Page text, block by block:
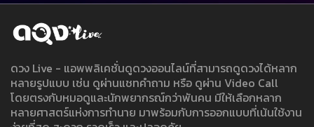
ดวง Live - แอพพลิเคชั่นดูดวงออนไลน์ที่สามารถดูดวงได้หลาก
หลายรูปแบบ เช่น ดูผ่านแชทคำถาม หรือ ดูผ่าน Video Call
โดยตรงกับหมอดูและนักพยากรณ์กว่าพันคน มีให้เลือกหลาก
หลายศาสตร์แห่งการทำนาย มาพร้อมกับการออกแบบที่เน้นใช้งาน